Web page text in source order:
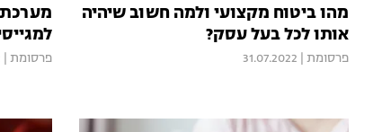
מהו ביטוח מקצועי ולמה חשוב שיהיה
אותו לכל בעל עסק?
פרסומת 31.07.2022 פרסומת